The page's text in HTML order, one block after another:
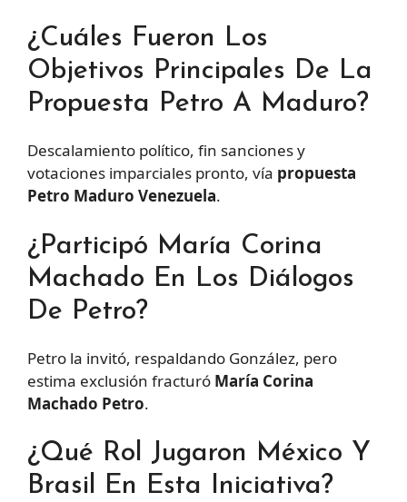
¿Cuáles Fueron Los
Objetivos Principales De La
Propuesta Petro A Maduro?
Descalamiento político, fin sanciones y
votaciones imparciales pronto, vía propuesta
Petro Maduro Venezuela.
¿Participó María Corina
Machado En Los Diálogos
De Petro?
Petro la invitó, respaldando González, pero
estima exclusión fracturó María Corina
Machado Petro.
¿Qué Rol Jugaron México Y
Brasil En Esta Iniciativa?